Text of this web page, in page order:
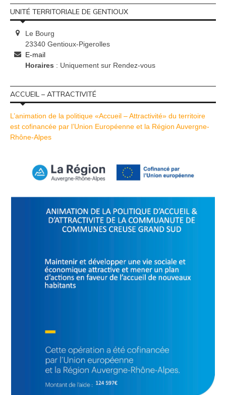
UNITÉ TERRITORIALE DE GENTIOUX
Le Bourg
23340 Gentioux-Pigerolles
E-mail
Horaires : Uniquement sur Rendez-vous
ACCUEIL – ATTRACTIVITÉ
L’animation de la politique «Accueil – Attractivité» du territoire
est cofinancée par l’Union Européenne et la Région Auvergne-
Rhône-Alpes